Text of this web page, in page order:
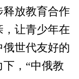
放教育合作
让青少年在
世代友好的
，“中俄教